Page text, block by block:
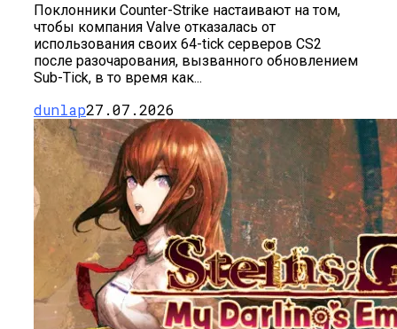
Поклонники Counter-Strike настаивают на том,
чтобы компания Valve отказалась от
использования своих 64-tick серверов CS2
после разочарования, вызванного обновлением
Sub-Tick, в то время как...
dunlap27.07.2026